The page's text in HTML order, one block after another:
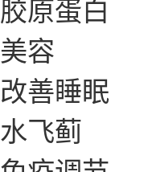
胶原蛋白
美容
改善睡眠
水飞蓟